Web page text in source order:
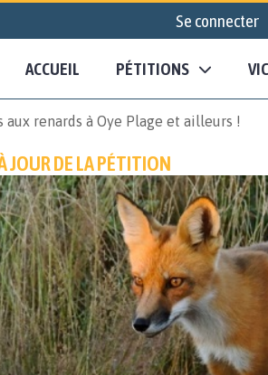
Se connecter
ACCUEIL PÉTITIONS
renards à Oye Plage et ailleurs !
JOUR DE LA PÉTITION